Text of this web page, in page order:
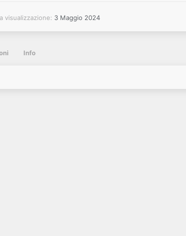
visualizzazione 3 Maggio 2024
Info